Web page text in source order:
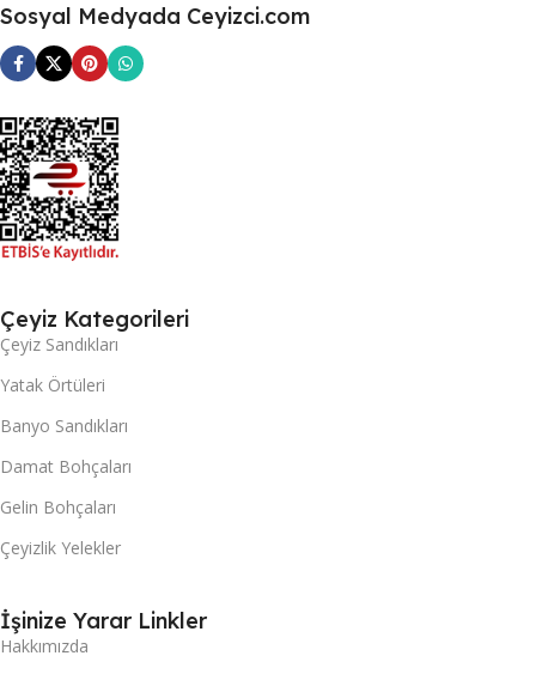
Sosyal Medyada Ceyizci.com
Çeyiz Kategorileri
Çeyiz Sandıkları
Yatak Örtüleri
Banyo Sandıkları
Damat Bohçaları
Gelin Bohçaları
Çeyizlik Yelekler
İşinize Yarar Linkler
Hakkımızda